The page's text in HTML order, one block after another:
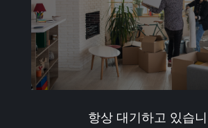
항상 대기하고 있습